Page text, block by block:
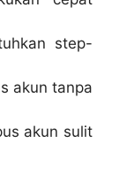
step-
akun tanpa
akun sulit